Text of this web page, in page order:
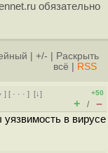
обязательно
+/-
Раскрыть
всё
RSS
] [ · · ·][↓]
+50
+ / –
в вирусе